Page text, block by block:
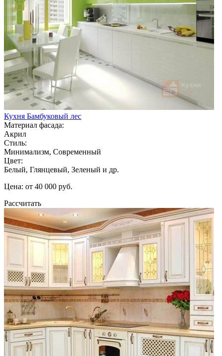
Кухня Бамбуковый лес
Материал фасада:
Акрил
Стиль:
Минимализм, Современный
Цвет:
Белый, Глянцевый, Зеленый и др.
Цена: от 40 000 руб.
Рассчитать